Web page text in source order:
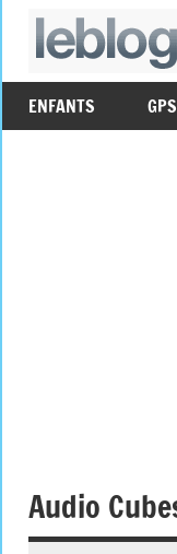
Aller
ENFANTS GPS
Audio